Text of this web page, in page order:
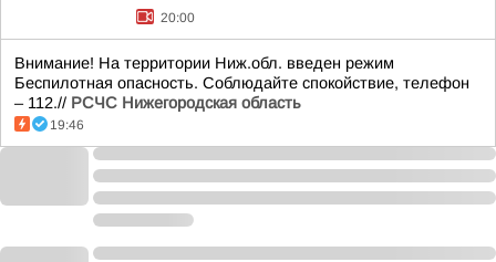
20:00
Внимание! На территории Ниж.обл. введен режим
Беспилотная опасность. Соблюдайте спокойствие, телефон
– 112.// РСЧС Нижегородская область
19:46